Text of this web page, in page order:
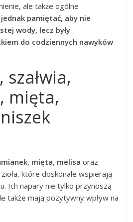
ale także ogólne
pamiętać, aby nie
wody, lecz były
do codziennych nawyków
szałwia,
mięta,
, mięta, melisa oraz
które doskonale wspierają
Ich napary nie tylko przynoszą
także mają pozytywny wpływ na